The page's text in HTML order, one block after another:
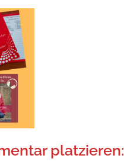
platzieren: